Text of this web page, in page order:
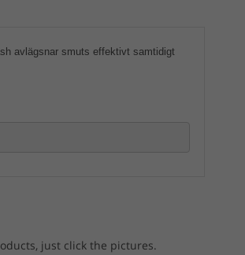
avlägsnar smuts effektivt samtidigt
just click the pictures.